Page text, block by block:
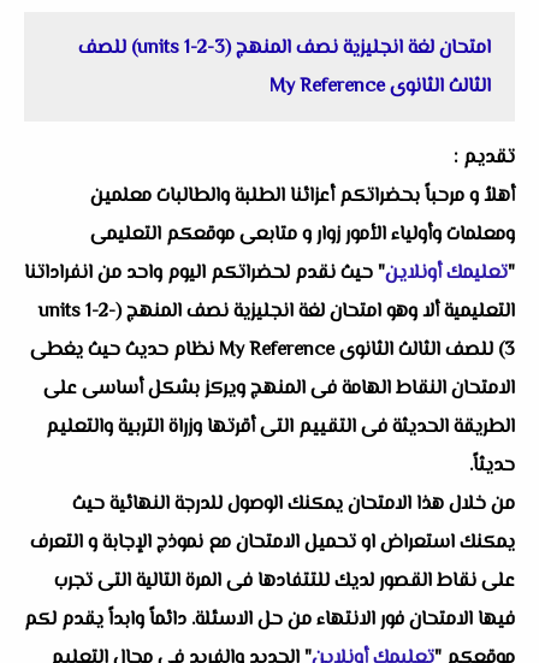
امتحان لغة انجليزية نصف المنهج (units 1-2-3) للصف
الثالث الثانوى My Reference
تقديم :
أهلاُ و مرحباً بحضراتكم أعزائنا الطلبة والطالبات معلمين
ومعلمات وأولياء الأمور زوار و متابعى موقعكم التعليمى
"تعليمك أونلاين" حيث نقدم لحضراتكم اليوم واحد من انفراداتنا
التعليمية ألا وهو امتحان لغة انجليزية نصف المنهج (units 1-2-
3) للصف الثالث الثانوى My Reference نظام حديث حيث يغطى
الامتحان النقاط الهامة فى المنهج ويركز بشكل أساسى على
الطريقة الحديثة فى التقييم التى أقرتها وزراة التربية والتعليم
حديثاً.
من خلال هذا الامتحان يمكنك الوصول للدرجة النهائية حيث
يمكنك استعراض او تحميل الامتحان مع نموذج الإجابة و التعرف
على نقاط القصور لديك للتتفادها فى المرة التالية التى تجرب
فيها الامتحان فور الانتهاء من حل الاسئلة. دائماً وابداً يقدم لكم